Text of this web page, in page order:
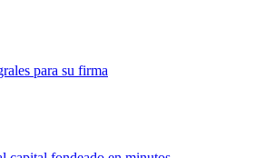
para su firma